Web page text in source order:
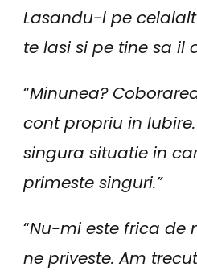
Lasandu-l pe
te lasi si pe tine sa il
“Minunea?
cont propriu in Iubire.
singura situatie in
primeste singuri.”
“Nu-mi este frica de
ne priveste. Am